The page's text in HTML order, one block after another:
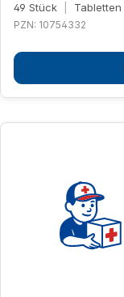
49 Stück Tabletten
PZN: 10754332